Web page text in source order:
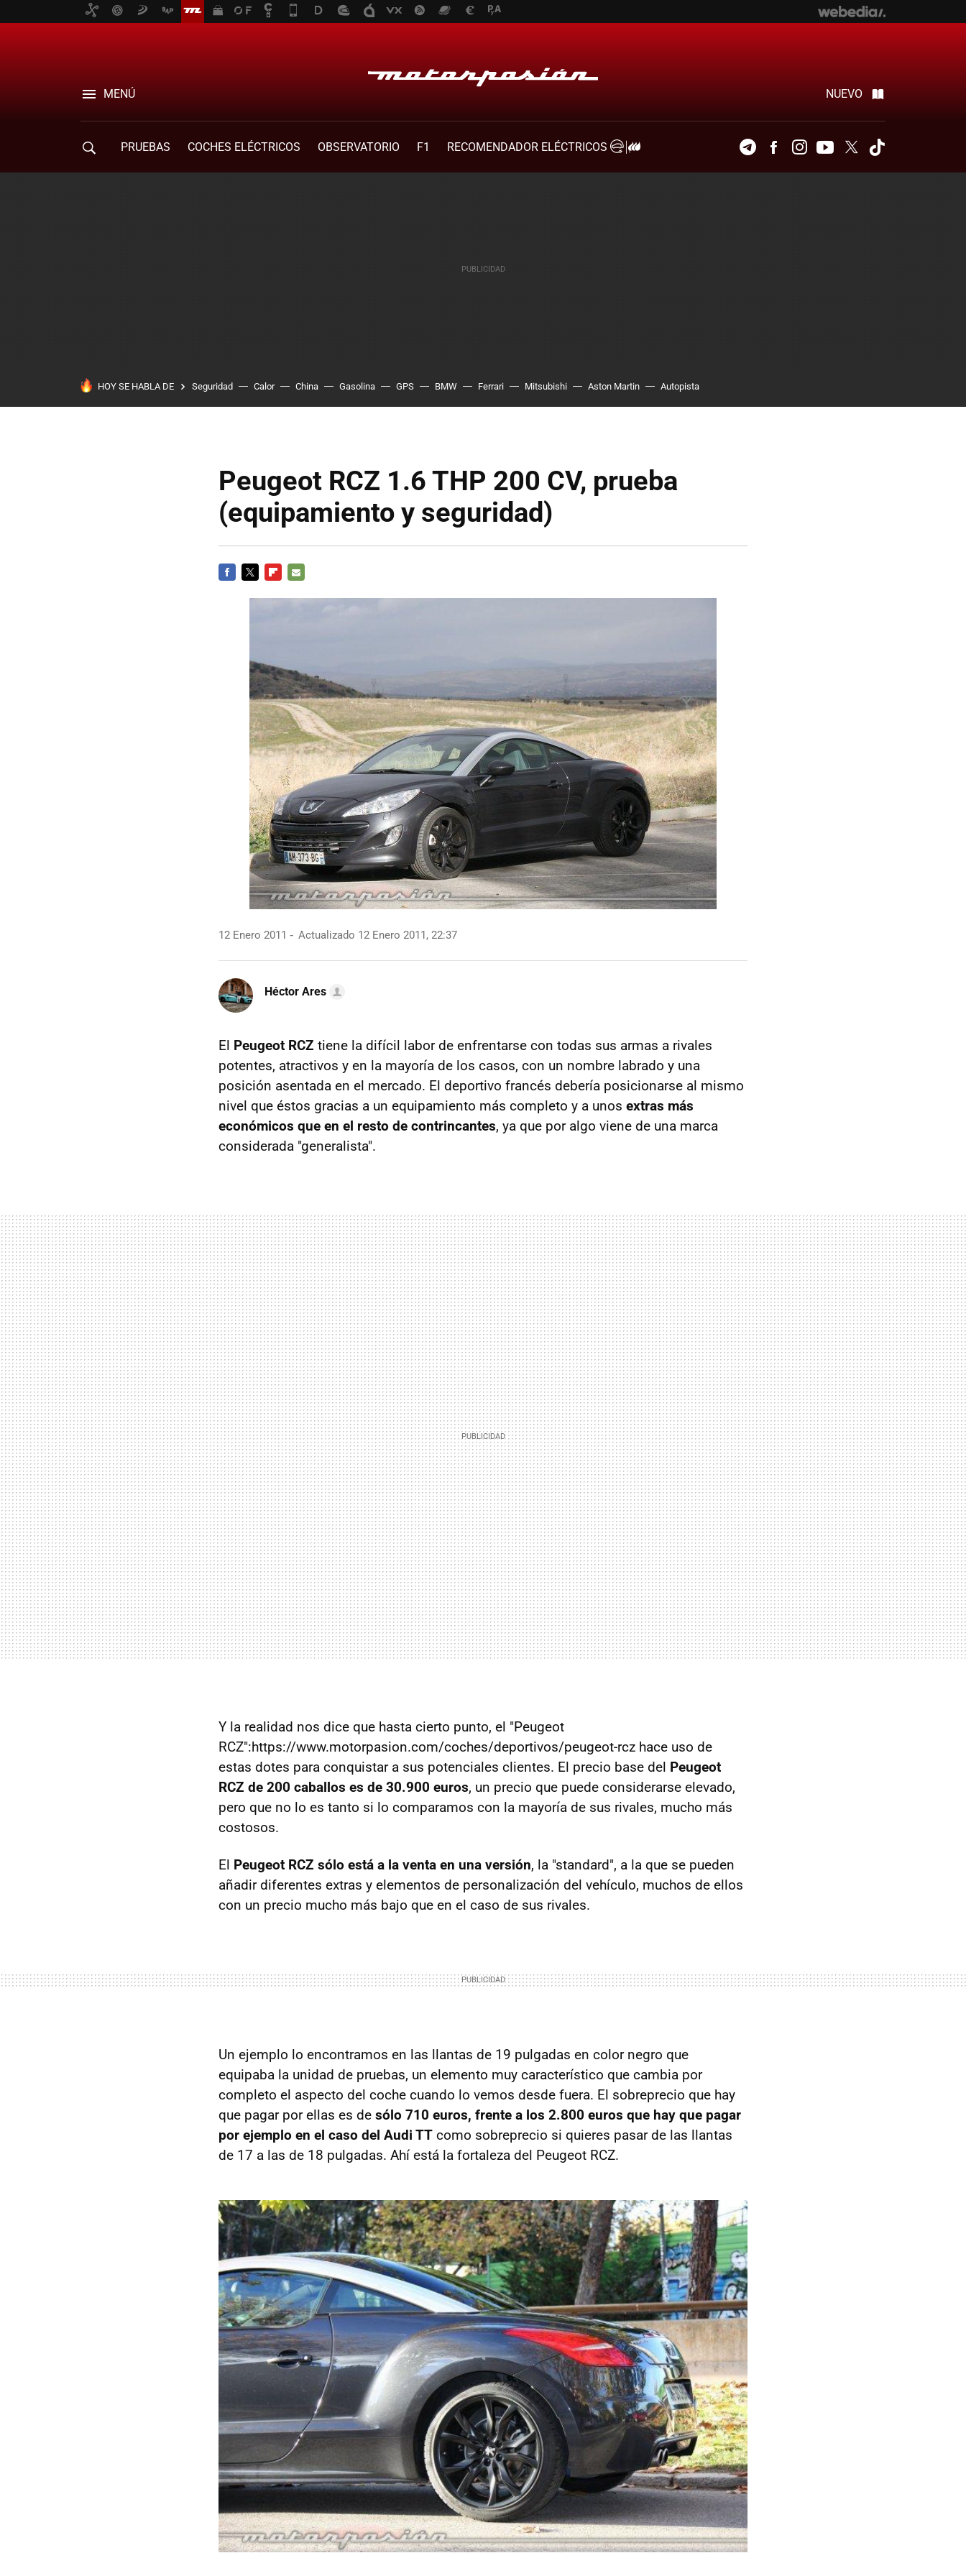
MENÚ NUEVO
PRUEBAS COCHES ELÉCTRICOS OBSERVATORIO F1
RECOMENDADOR ELÉCTRICOS
TelegramFacebookInstagramYoutubeTwitter
HOY SE HABLA DE Seguridad Calor China Gasolina GPS BMW Ferrari Mitsubishi Aston Martin Autopista
Peugeot RCZ 1.6 THP 200 CV, prueba
(equipamiento y seguridad)
12 Enero 2011 Actualizado 12 Enero 2011, 22:37
Héctor Ares
El Peugeot RCZ tiene la difícil labor de enfrentarse con todas sus armas a rivales
potentes, atractivos y en la mayoría de los casos, con un nombre labrado y una
posición asentada en el mercado. El deportivo francés debería posicionarse al mismo
nivel que éstos gracias a un equipamiento más completo y a unos extras más
económicos que en el resto de contrincantes, ya que por algo viene de una marca
considerada "generalista".
Y la realidad nos dice que hasta cierto punto, el "Peugeot
RCZ":https://www.motorpasion.com/coches/deportivos/peugeot-rcz hace uso de
estas dotes para conquistar a sus potenciales clientes. El precio base del Peugeot
RCZ de 200 caballos es de 30.900 euros, un precio que puede considerarse elevado,
pero que no lo es tanto si lo comparamos con la mayoría de sus rivales, mucho más
costosos.
El Peugeot RCZ sólo está a la venta en una versión, la "standard", a la que se pueden
añadir diferentes extras y elementos de personalización del vehículo, muchos de ellos
con un precio mucho más bajo que en el caso de sus rivales.
Un ejemplo lo encontramos en las llantas de 19 pulgadas en color negro que
equipaba la unidad de pruebas, un elemento muy característico que cambia por
completo el aspecto del coche cuando lo vemos desde fuera. El sobreprecio que hay
que pagar por ellas es de sólo 710 euros, frente a los 2.800 euros que hay que pagar
por ejemplo en el caso del Audi TT como sobreprecio si quieres pasar de las llantas
de 17 a las de 18 pulgadas. Ahí está la fortaleza del Peugeot RCZ.